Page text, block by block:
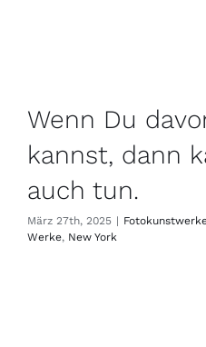
Wenn Du
kannst, dann
auch tun.
März 27th, 2025 |
Werke, New York